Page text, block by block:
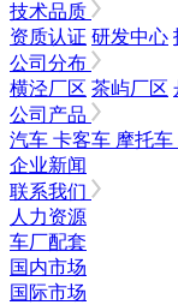
技术品质
资质认证 研发中心
公司分布
横泾厂区 茶屿厂区
公司产品
汽车 卡客车 摩托车
企业新闻
联系我们
人力资源
车厂配套
国内市场
国际市场